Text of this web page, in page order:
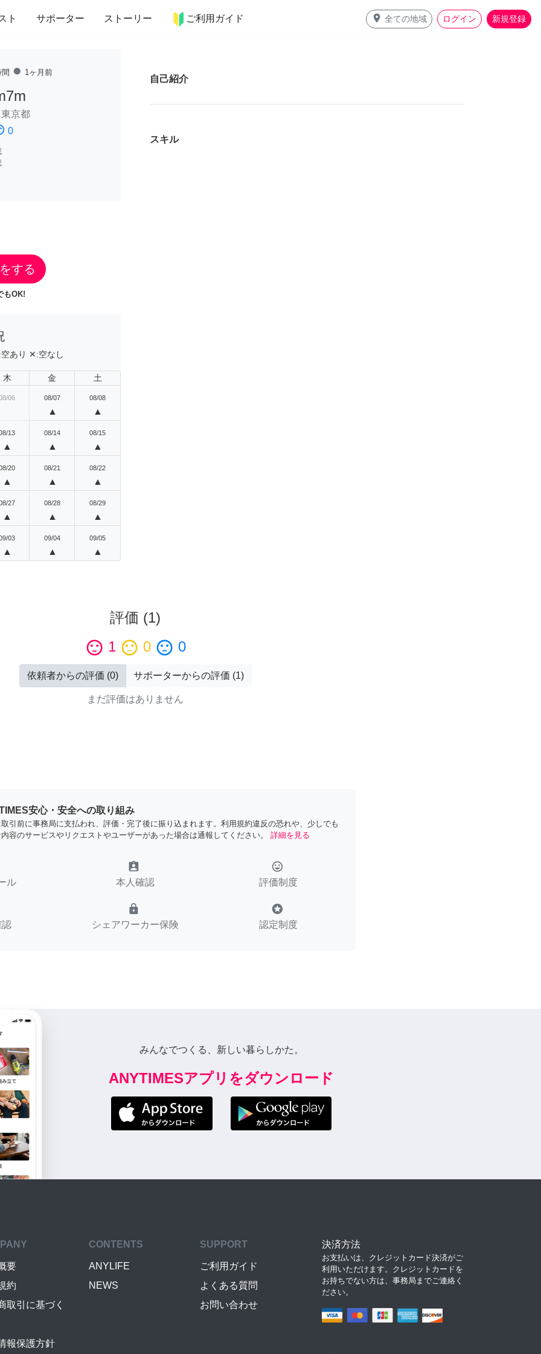
ト サポーター ストーリー ご利用ガイド place 全ての地域 ログイン 新規登録
インテリア 趣味・習い事 ペット 料理
fiber_manual_record 1ヶ月前
東京都
0
する
もOK!
空あり ✕:空なし
木 金 土
06 08/07
▲
08/08
▲
13
▲
08/14
▲
08/15
▲
20
▲
08/21
▲
08/22
▲
27
▲
08/28
▲
08/29
▲
03
▲
09/04
▲
09/05
▲
自己紹介
スキル
評価 (1)
sentiment_satisfied 1 sentiment_neutral 0 sentiment_dissatisfied 0
依頼者からの評価 (0) サポーターからの評価 (1)
まだ評価はありません
安心・安全への取り組み
引前に事務局に支払われ、評価・完了後に振り込まれます。利用規約違反の恐れや、少しでも
容のサービスやリクエストやユーザーがあった場合は通報してください。
詳細を見る
ル
assignment_ind
本人確認
tag_faces
評価制度
lock
シェアワーカー保険
stars
認定制度
みんなでつくる、新しい暮らしかた。
ANYTIMESアプリをダウンロード
要
約
取引に基づく
報保護方針
CONTENTS
ANYLIFE
NEWS
SUPPORT
ご利用ガイド
よくある質問
お問い合わせ
決済方法
お支払いは、クレジットカード決済がご
利用いただけます。クレジットカードを
お持ちでない方は、事務局までご連絡く
ださい。